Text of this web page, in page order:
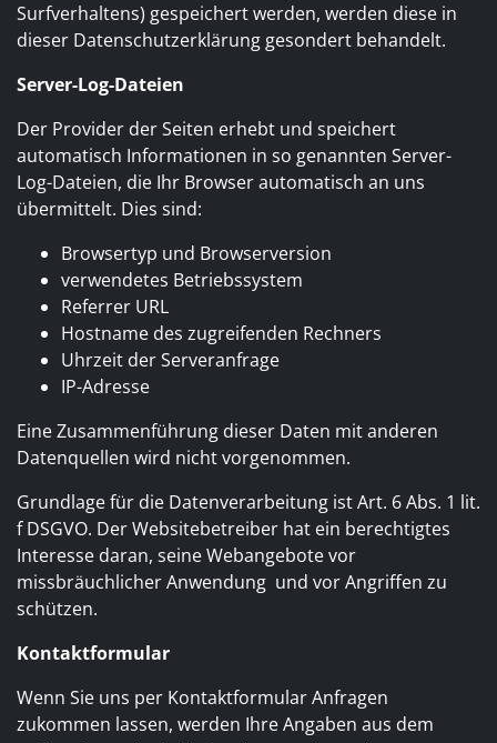
Surfverhaltens) gespeichert werden, werden diese in
dieser Datenschutzerklärung gesondert behandelt.
Server-Log-Dateien
Der Provider der Seiten erhebt und speichert
automatisch Informationen in so genannten Server-
Log-Dateien, die Ihr Browser automatisch an uns
übermittelt. Dies sind:
Browsertyp und Browserversion
verwendetes Betriebssystem
Referrer URL
Hostname des zugreifenden Rechners
Uhrzeit der Serveranfrage
IP-Adresse
Eine Zusammenführung dieser Daten mit anderen
Datenquellen wird nicht vorgenommen.
Grundlage für die Datenverarbeitung ist Art. 6 Abs. 1 lit.
f DSGVO. Der Websitebetreiber hat ein berechtigtes
Interesse daran, seine Webangebote vor
missbräuchlicher Anwendung und vor Angriffen zu
schützen.
Kontaktformular
Wenn Sie uns per Kontaktformular Anfragen
zukommen lassen, werden Ihre Angaben aus dem